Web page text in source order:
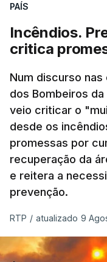
PAÍS
Incêndios.
critica
Num discurso
dos Bombeiros
veio criticar o
desde os
promessas por
recuperação da
e reitera a
prevenção.
RTP / atualizado 9